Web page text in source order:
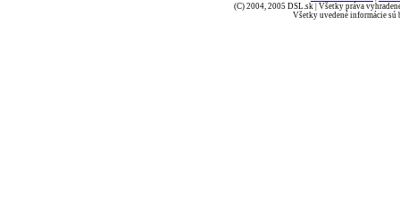
(C) 2004, 2005 DSL.sk | Všetky práva
Všetky uvedené informácie sú